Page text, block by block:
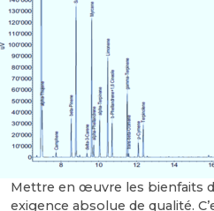
Mettre en œuvre les bienfaits
exigence absolue de qualité.